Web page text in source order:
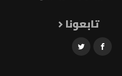
تابعونا